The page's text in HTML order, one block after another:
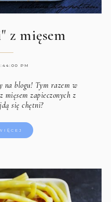
z mięsem
PM
na blogu! Tym razem w
mięsem zapieczonych z
się chętni?